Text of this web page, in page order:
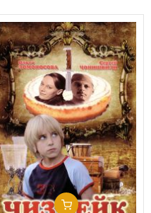
Добавить В Корзину